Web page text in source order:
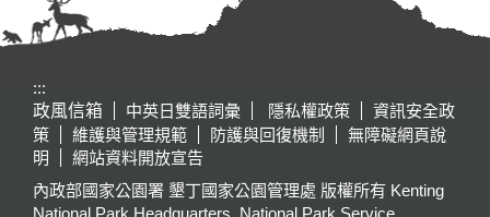
:::
政風信箱
中英日雙語詞彙 隱私權政策
資訊安全政
策
維護與管理規範 防護與回復機制
無障礙網頁說
明
網站資料開放宣告
內政部國家公園署 墾丁國家公園管理處 版權所有 Kenting
National Park Headquarters, National Park Service,